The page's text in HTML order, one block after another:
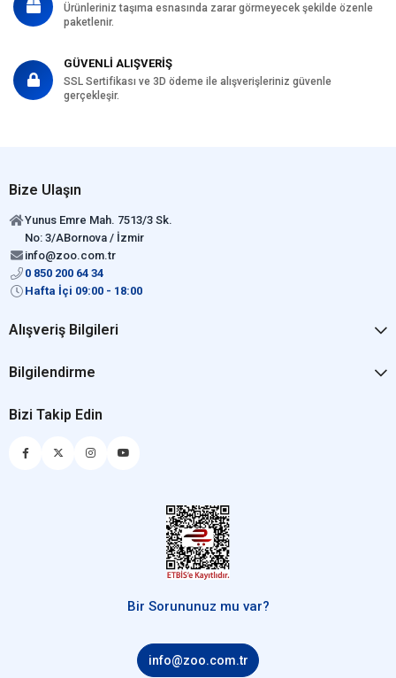
Ürünleriniz taşıma esnasında zarar görmeyecek şekilde özenle
paketlenir.
GÜVENLİ ALIŞVERİŞ
SSL Sertifikası ve 3D ödeme ile alışverişleriniz güvenle
gerçekleşir.
Bize Ulaşın
Yunus Emre Mah. 7513/3 Sk.
No: 3/ABornova / İzmir
info@zoo.com.tr
0 850 200 64 34
Hafta İçi 09:00 - 18:00
Alışveriş Bilgileri
Bilgilendirme
Bizi Takip Edin
Bir Sorununuz mu var?
info@zoo.com.tr